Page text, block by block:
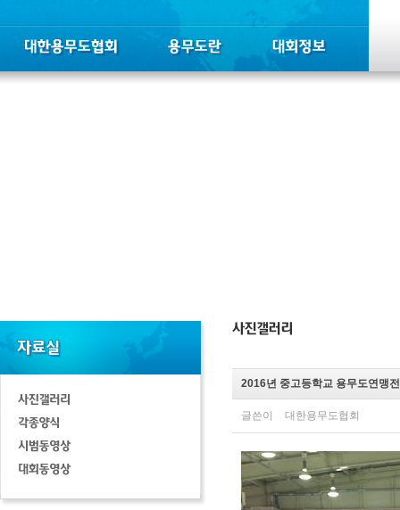
2016년 중고등학교 용무도연맹전
글쓴이 대한용무도협회